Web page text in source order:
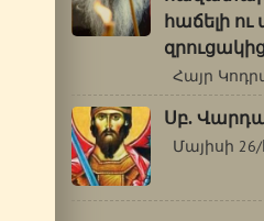
հաճելի
Սբ.